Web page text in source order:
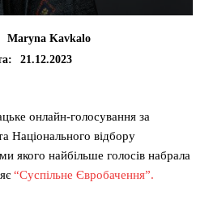
Maryna Kavkalo
21.12.2023
онлайн-голосування за
Національного відбору
якого найбільше голосів набрала
“Суспільне Євробачення”.